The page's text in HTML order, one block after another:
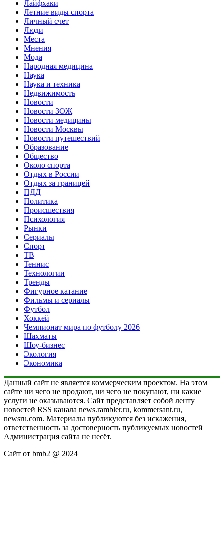
Лайфхаки
Летние виды спорта
Личный счет
Люди
Места
Мнения
Мода
Народная медицина
Наука
Наука и техника
Недвижимость
Новости
Новости ЗОЖ
Новости медицины
Новости Москвы
Новости путешествий
Образование
Общество
Около спорта
Отдых в России
Отдых за границей
ПДД
Политика
Происшествия
Психология
Рынки
Сериалы
Спорт
ТВ
Теннис
Технологии
Тренды
Фигурное катание
Фильмы и сериалы
Футбол
Хоккей
Чемпионат мира по футболу 2026
Шахматы
Шоу-бизнес
Экология
Экономика
Данный сайт не является коммерческим проектом. На этом
сайте ни чего не продают, ни чего не покупают, ни какие
услуги не оказываются. Сайт представляет собой ленту
новостей RSS канала news.rambler.ru, kommersant.ru,
newsru.com. Материалы публикуются без искажения,
ответственность за достоверность публикуемых новостей
Администрация сайта не несёт.
Сайт от bmb2 @ 2024